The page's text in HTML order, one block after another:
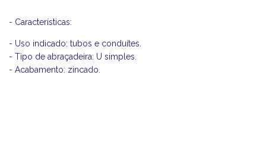
- Características:
- Uso indicado: tubos e conduítes.
- Tipo de abraçadeira: U simples.
- Acabamento: zincado.